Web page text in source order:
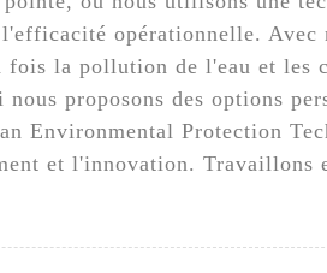
opérationnelle.
fois la pollution de l'eau et
proposons des options
Environmental Protection
et l'innovation. Travaillons